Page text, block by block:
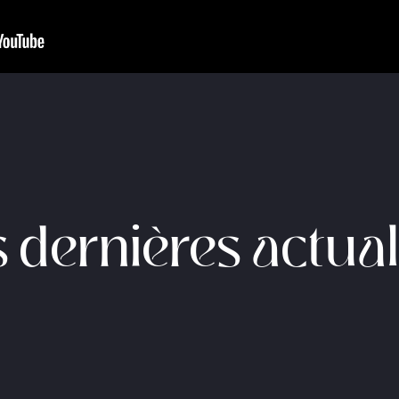
dernières